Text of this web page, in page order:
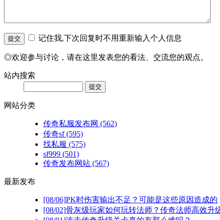
记住我,下次回复时不用重新输入个人信息
◎欢迎参与讨论，请在这里发表您的看法、交流您的观点。
站内搜索
网站分类
传奇私服发布网 (562)
传奇sf(595)
找私服 (575)
sf999 (501)
传奇发布网站 (567)
最新发布
[08/06]PK时伤害输出不足？可能是这些原因造成的
[08/02]骨灰级玩家如何玩转法师？传奇法师高效升